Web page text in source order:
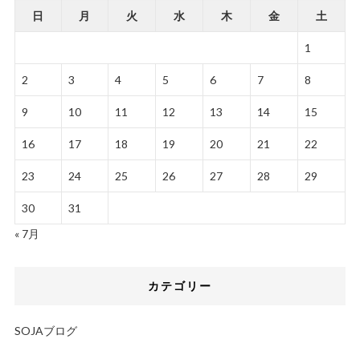
日
月 火 水 木 金 土
1
2 3 4 5 6 7 8
9 10 11 12 13 14 15
16 17 18 19 20 21 22
23 24 25 26 27 28 29
30
31
« 7月
カテゴリー
SOJAブログ